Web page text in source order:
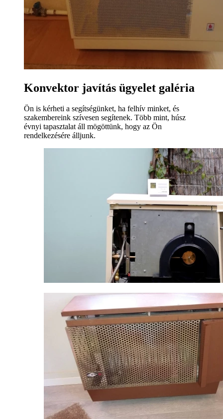
Konvektor javítás ügyelet galéria
Ön is kérheti a segítségünket, ha felhív minket, és
szakembereink szívesen segítenek. Több mint, húsz
évnyi tapasztalat áll mögöttünk, hogy az Ön
rendelkezésére álljunk.